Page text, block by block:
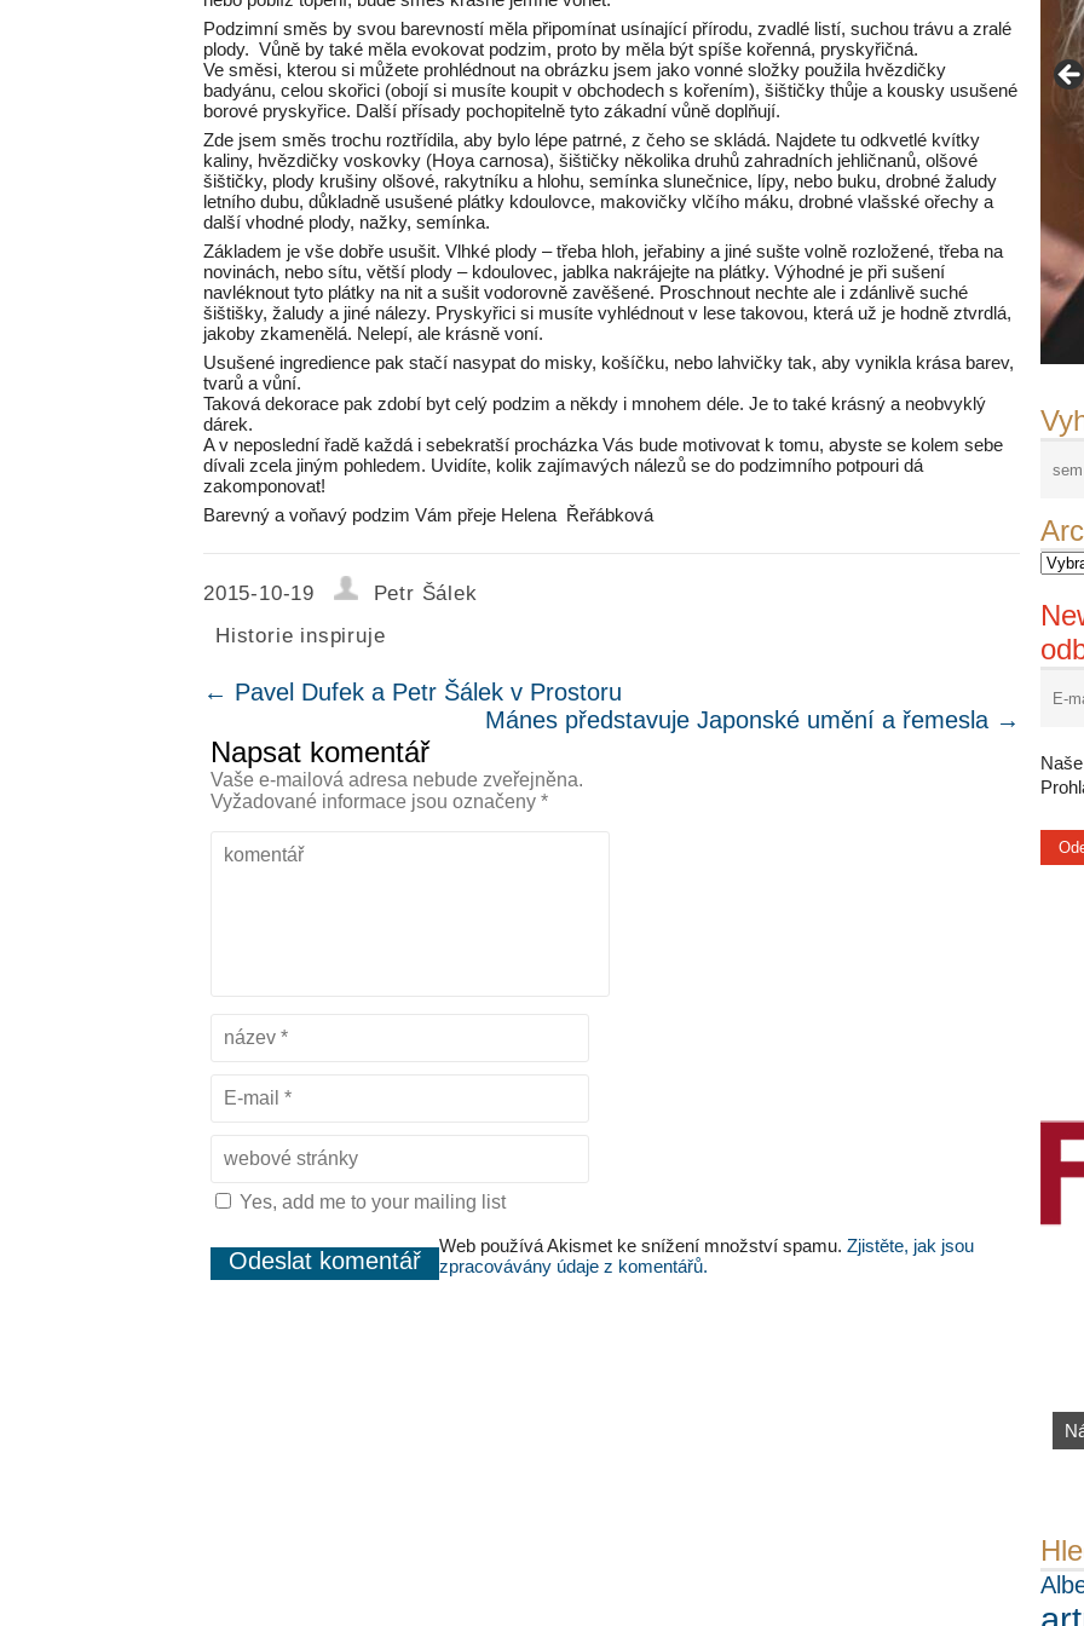
Podzimní směs by svou barevností měla připomínat usínající přírodu, zvadlé listí, suchou trávu a zralé
plody. Vůně by také měla evokovat podzim, proto by měla být spíše kořenná, pryskyřičná.
Ve směsi, kterou si můžete prohlédnout na obrázku jsem jako vonné složky použila hvězdičky
badyánu, celou skořici (obojí si musíte koupit v obchodech s kořením), šištičky thůje a kousky usušené
borové pryskyřice. Další přísady pochopitelně tyto zákadní vůně doplňují.
Zde jsem směs trochu roztřídila, aby bylo lépe patrné, z čeho se skládá. Najdete tu odkvetlé kvítky
kaliny, hvězdičky voskovky (Hoya carnosa), šištičky několika druhů zahradních jehličnanů, olšové
šištičky, plody krušiny olšové, rakytníku a hlohu, semínka slunečnice, lípy, nebo buku, drobné žaludy
letního dubu, důkladně usušené plátky kdoulovce, makovičky vlčího máku, drobné vlašské ořechy a
další vhodné plody, nažky, semínka.
Základem je vše dobře usušit. Vlhké plody – třeba hloh, jeřabiny a jiné sušte volně rozložené, třeba na
novinách, nebo sítu, větší plody – kdoulovec, jablka nakrájejte na plátky. Výhodné je při sušení
navléknout tyto plátky na nit a sušit vodorovně zavěšené. Proschnout nechte ale i zdánlivě suché
šištišky, žaludy a jiné nálezy. Pryskyřici si musíte vyhlédnout v lese takovou, která už je hodně ztvrdlá,
jakoby zkamenělá. Nelepí, ale krásně voní.
Usušené ingredience pak stačí nasypat do misky, košíčku, nebo lahvičky tak, aby vynikla krása barev,
tvarů a vůní.
Taková dekorace pak zdobí byt celý podzim a někdy i mnohem déle. Je to také krásný a neobvyklý
dárek.
A v neposlední řadě každá i sebekratší procházka Vás bude motivovat k tomu, abyste se kolem sebe
dívali zcela jiným pohledem. Uvidíte, kolik zajímavých nálezů se do podzimního potpouri dá
zakomponovat!
Barevný a voňavý podzim Vám přeje Helena Řeřábková
2015-10-19
Petr Šálek
Historie inspiruje
← Pavel Dufek a Petr Šálek v Prostoru
Mánes představuje Japonské umění a řemesla →
Napsat komentář
Vaše e-mailová adresa nebude zveřejněna.
Vyžadované informace jsou označeny *
Yes, add me to your mailing list
Web používá Akismet ke snížení množství spamu. Zjistěte, jak jsou
zpracovávány údaje z komentářů.